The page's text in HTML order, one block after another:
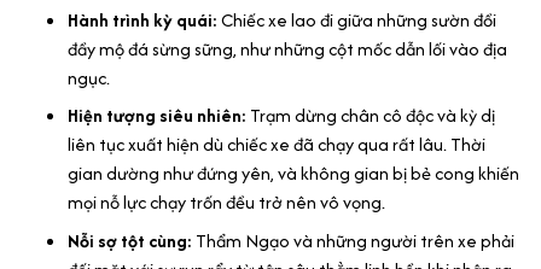
Hành trình kỳ quái:Chiếc xe lao đi giữa những sườn đồi
đầy mộ đá sừng sững, như những cột mốc dẫn lối vào địa
ngục.
Hiện tượng siêu nhiên: Trạm dừng chân cô độc và kỳ dị
liên tục xuất hiện dù chiếc xe đã chạy qua rất lâu. Thời
gian dường như đứng yên, và không gian bị bẻ cong khiến
mọi nỗ lực chạy trốn đều trở nên vô vọng.
Nỗi sợ tột cùng: Thẩm Ngạo và những người trên xe phải